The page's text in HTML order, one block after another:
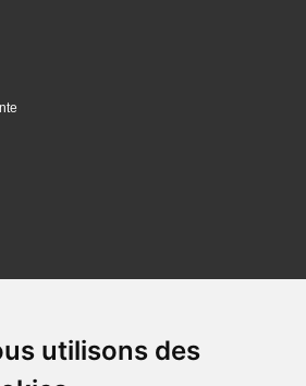
utilisons des